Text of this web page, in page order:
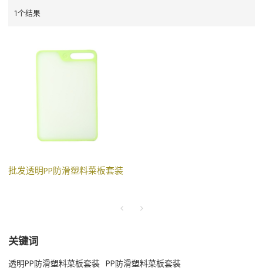
1个结果
批发透明PP防滑塑料菜板套装
关键词
透明PP防滑塑料菜板套装 PP防滑塑料菜板套装